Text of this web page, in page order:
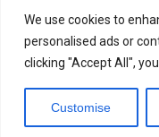
We use cookies to
personalised ads or
clicking "Accept All",
Customise
SUBSCRIBE